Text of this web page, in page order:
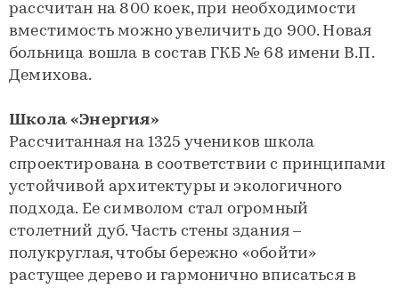
рассчитан на 800 коек, при необходимости
вместимость можно увеличить до 900. Новая
больница вошла в состав ГКБ № 68 имени В.П.
Демихова.
Школа «Энергия»
Рассчитанная на 1325 учеников школа
спроектирована в соответствии с принципами
устойчивой архитектуры и экологичного
подхода. Ее символом стал огромный
столетний дуб. Часть стены здания –
полукруглая, чтобы бережно «обойти»
растущее дерево и гармонично вписаться в